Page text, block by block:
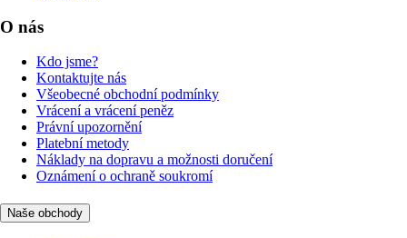
O nás
Kdo jsme?
Kontaktujte nás
Všeobecné obchodní podmínky
Vrácení a vrácení peněz
Právní upozornění
Platební metody
Náklady na dopravu a možnosti doručení
Oznámení o ochraně soukromí
Naše obchody